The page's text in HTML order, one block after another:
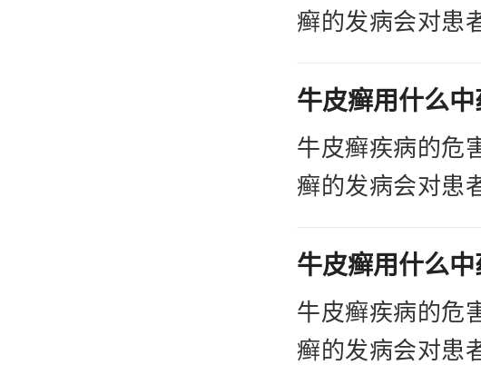
以这就导致了治
方法，选择适合
2、治疗费
着直接的关系，
的！
以上就是关
助到您，如果您
线医生，医生会
癣的发病会对患
自卑、自闭的倾
宁波哪家治疗银
牛皮癣疾病的危
癣的发病会对患
自卑、自闭的倾
宁波哪家治疗银
牛皮癣疾病的危
癣的发病会对患